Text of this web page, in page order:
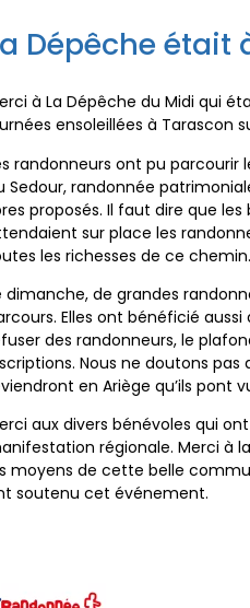
Dépêche était
à La Dépêche du Midi qui
ensoleillées à Tarascon
randonneurs ont pu parcourir
Sedour, randonnée
proposés. Il faut dire que
sur place les
les richesses de ce chemin.
dimanche, de grandes
Elles ont bénéficié
des randonneurs, le
Nous ne doutons
en Ariège qu’ils pont
aux divers bénévoles qui
régionale. Merci à
moyens de cette belle
soutenu cet événement.